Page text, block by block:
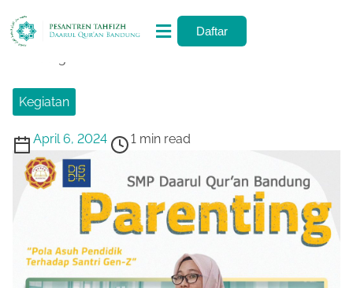
Daftar
Home /Kegiatan/ Seminar Parenting Daarul Qur’an
Kegiatan
April 6, 2024 1 min read